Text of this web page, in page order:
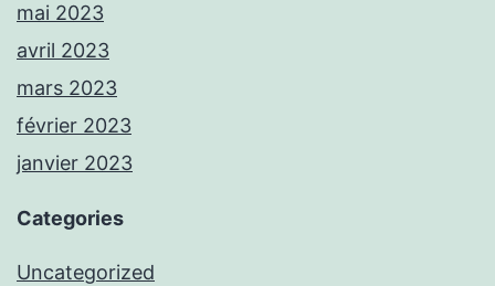
mai 2023
avril 2023
mars 2023
février 2023
janvier 2023
Categories
Uncategorized